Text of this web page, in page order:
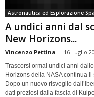
Astronautica ed Esplorazione
A undici anni dal
New Horizons...
Vincenzo Pettina - 16 Luglio
Trascorsi ormai undici anni
Horizons della NASA continua
Dopo un nuovo risveglio
dati preziosi dalla fascia di